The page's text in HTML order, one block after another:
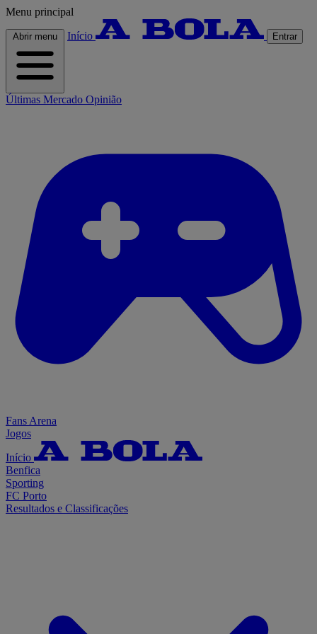
Menu principal
Abrir menu Início Entrar
Últimas Mercado Opinião
Fans Arena
Jogos
Início
Benfica
Sporting
FC Porto
Resultados e Classificações